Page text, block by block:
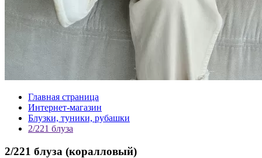
Главная страница
Интернет-магазин
Блузки, туники, рубашки
2/221 блуза
2/221 блуза (коралловый)